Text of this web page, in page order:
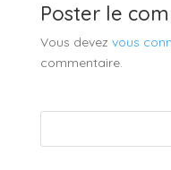
Poster le
Vous devez vous
commentaire.